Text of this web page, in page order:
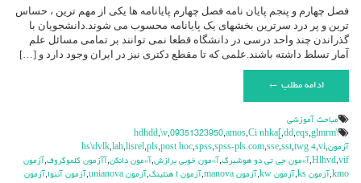
فصل چهارم و پنجم پایان نامه فصل چهارم پایانامه ها یکی از مهم ترین ، حساس
ترین و پر درد سرترین بخشهای یک پایانامه محسوب می شوند.دانشجویان با
گذراندن چند واحد درسی در دانشگاه قطعا نمی توانند بر تمامی مسائل علم
آمار تسلط داشته باشند.علمی که تا مقطع دکتری نیز در ایران وجود دارد و […]
ادامه مطلب ←
مباحث آموزشي
\hdhdd
,\v,09351323950,amos,Ci nhka[ ,dd,eqs,glmrm
آزمون,
hs\dvlk,lah,lisrel,pls,post hoc,spss,spss-pls.com,sse,sst,twg 4,vi
Hlhvd,vif
,آ»مون جي تي دو هوشبرگ,آ»مون خوبي برازش,آ»مون دانكن,آآزمون كلموگروف,آزمون
kmo
,آزمون ks ,آزمون kw ,آزمون manova ,آزمون t هتلينگ ,آزمون unianova ,آزمون آننوا,آزمون